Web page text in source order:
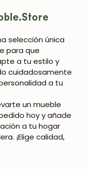
selección única
para que
a tu estilo y
cuidadosamente
a tu
un mueble
hoy y añade
a tu hogar
¡Elige calidad,